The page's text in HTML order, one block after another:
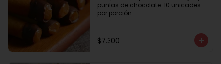
puntas de chocolate. 10 unidades
por porción.
$7.300